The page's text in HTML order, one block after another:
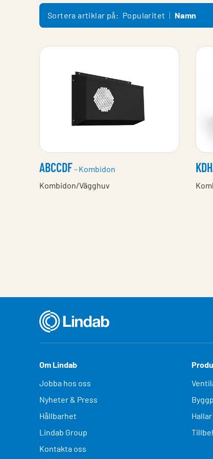
Sortera artiklar på: Popularitet Namn
ABCCDF- Kombidon
Kombidon/Vägghuv
Om Lindab
Jobba hos oss
Nyheter & Press
Hållbarhet
Lindab Group
Kontakta oss
Hallar